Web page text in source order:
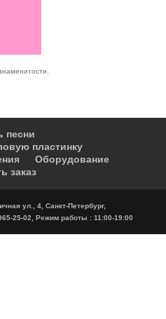
песни
пластинку
Оборудование
заказ
ул., 4, Санкт-Петербург,
25-02, Режим работы : 11:00-19:00